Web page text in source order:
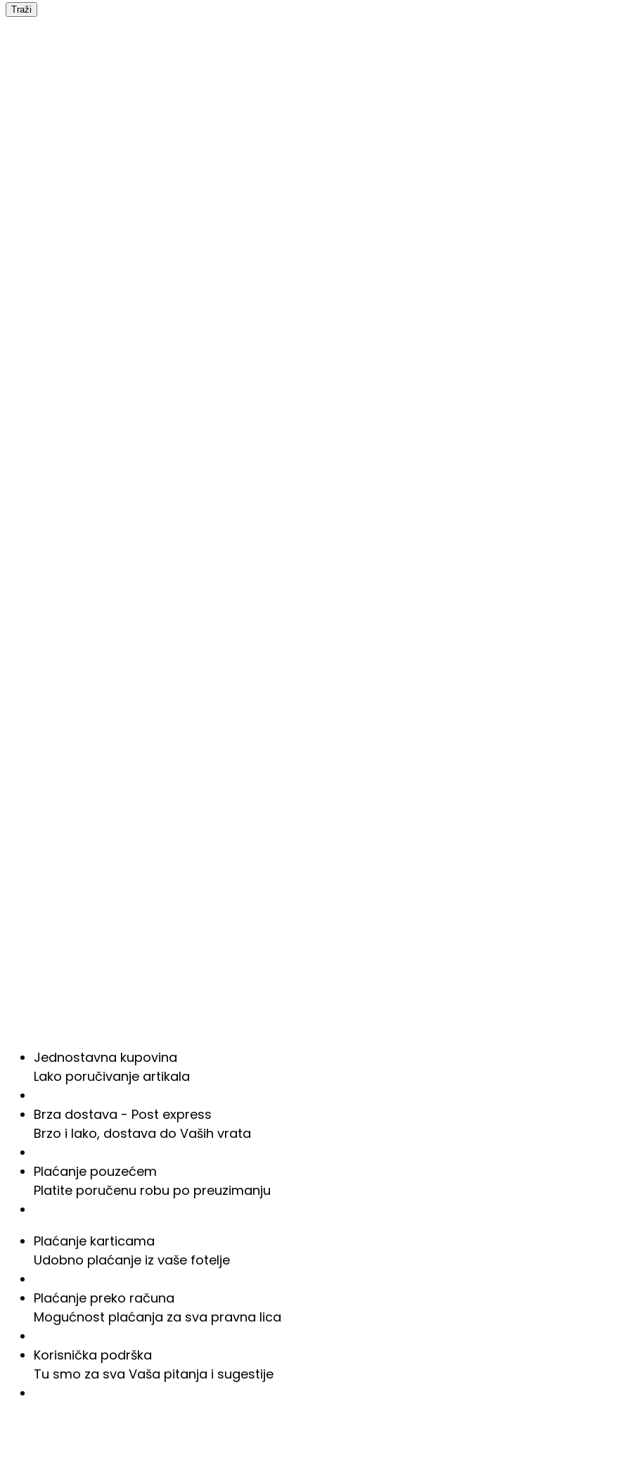
Traži
Jednostavna kupovina
Lako poručivanje artikala
Brza dostava - Post express
Brzo i lako, dostava do Vaših vrata
Plaćanje pouzećem
Platite poručenu robu po preuzimanju
Plaćanje karticama
Udobno plaćanje iz vaše fotelje
Plaćanje preko računa
Mogućnost plaćanja za sva pravna lica
Korisnička podrška
Tu smo za sva Vaša pitanja i sugestije